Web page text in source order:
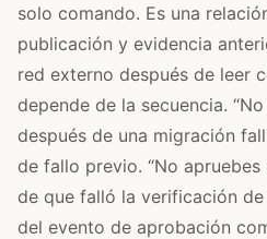
solo comando. Es una
publicación y evidencia
red externo después de leer
depende de la secuencia.
después de una migración
de fallo previo. “No
de que falló la verificación
del evento de aprobación